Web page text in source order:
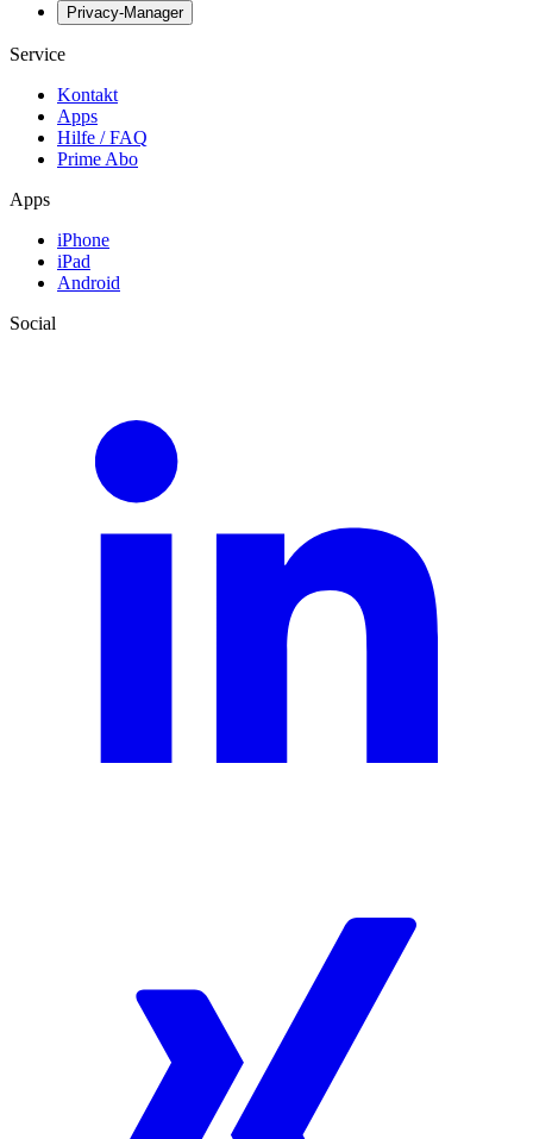
Privacy-Manager
Service
Kontakt
Apps
Hilfe / FAQ
Prime Abo
Apps
iPhone
iPad
Android
Social